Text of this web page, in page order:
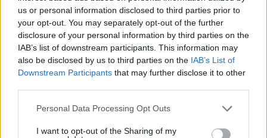
us or personal information disclosed to third parties prior to
your opt-out. You may separately opt-out of the further
disclosure of your personal information by third parties on the
IAB’s list of downstream participants. This information may
also be disclosed by us to third parties on the IAB’s List of
Downstream Participants that may further disclose it to other
Please note that this website/app uses one or more Google
not limited to your visit or usage behaviour. You may click to
Personal Data Processing Opt Outs
I want to opt-out of the Sharing of my
Thema Insights